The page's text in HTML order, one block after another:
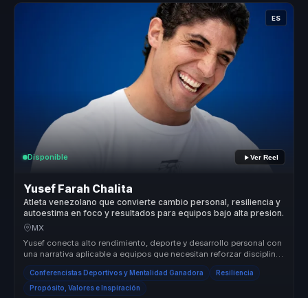
ES
Disponible Ver Reel
Yusef Farah Chalita
Atleta venezolano que convierte cambio personal, resiliencia y
autoestima en foco y resultados para equipos bajo alta presion.
MX
Yusef conecta alto rendimiento, deporte y desarrollo personal con
una narrativa aplicable a equipos que necesitan reforzar disciplina,
re...
Conferencistas Deportivos y Mentalidad Ganadora Resiliencia
Propósito, Valores e Inspiración